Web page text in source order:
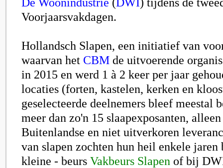
Voorjaarsvakdagen.
Hollandsch Slapen, een initiatief van
waarvan het CBM de uitvoerende
in 2015 en werd 1 à 2 keer per jaar
locaties (forten, kastelen, kerken en
geselecteerde deelnemers bleef meestal
meer dan zo'n 15 slaapexposanten,
Buitenlandse en niet uitverkoren
van slapen zochten hun heil enkele jaren
kleine - beurs Vakbeurs Slapen of bij